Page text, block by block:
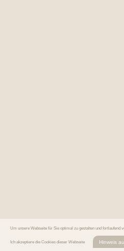
Um unsere Webseite für Sie optimal zu gestalten und
Ich akzeptiere die Cookies dieser Webseite Hinweis